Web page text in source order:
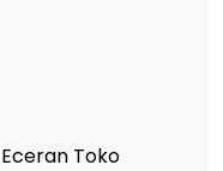
Toko